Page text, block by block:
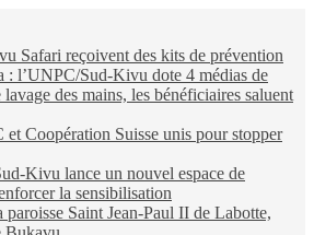
Safari reçoivent des kits de prévention
: l’UNPC/Sud-Kivu dote 4 médias de
des mains, les bénéficiaires saluent
Coopération Suisse unis pour stopper
Kivu lance un nouvel espace de
la sensibilisation
paroisse Saint Jean-Paul II de Labotte,